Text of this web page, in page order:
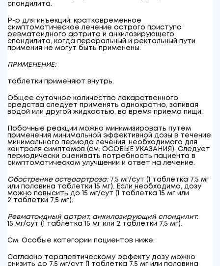
спондилита.
Р-р для инъекций: кратковременное
симптоматическое лечение острого приступа
ревматоидного артрита и анкилозирующего
спондилита, когда пероральный и ректальный пути
примения не могут быть применены.
ПРИМЕНЕНИЕ:
таблетки применяют внутрь.
Общее суточное количество лекарственного
средства следует применять однократно, запивая
водой или другой жидкостью, во время приема пищи.
Побочные реакции можно минимизировать путем
применения минимальной эффективной дозы в течение
минимального периода лечения, необходимого для
контроля симптомов (см. ОСОБЫЕ УКАЗАНИЯ). Следует
периодически оценивать потребность пациента в
симптоматическом улучшении и ответ на лечение.
Обострение остеоартроза:7,5 мг/сут (1 таблетка 7,5 мг
или половина таблетки 15 мг). Если необходимо, дозу
можно повысить до 15 мг/сут (1 таблетка 15 мг или
2 таблетки 7,5 мг).
Ревматоидный артрит, анкилозирующий спондилит:
15 мг/сут (1 таблетка 15 мг или 2 таблетки 7,5 мг).
См. Особые категории пациентов ниже.
Согласно терапевтическому эффекту дозу можно
снизить до 7,5 мг/сут (1 таблетка 7,5 мг или половина